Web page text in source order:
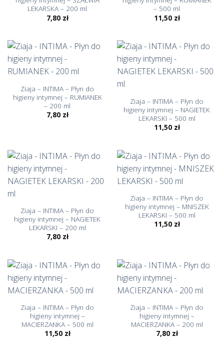
LEKARSKA – 200 ml
7,80 zł
– 500 ml
11,50 zł
Ziaja – INTIMA – Płyn do
higieny intymnej – RUMIANEK
– 200 ml
7,80 zł
Ziaja – INTIMA – Płyn do
higieny intymnej – NAGIETEK
LEKARSKI – 500 ml
11,50 zł
Ziaja – INTIMA – Płyn do
higieny intymnej – NAGIETEK
LEKARSKI – 200 ml
7,80 zł
Ziaja – INTIMA – Płyn do
higieny intymnej – MNISZEK
LEKARSKI – 500 ml
11,50 zł
Ziaja – INTIMA – Płyn do
higieny intymnej –
MACIERZANKA – 500 ml
11,50 zł
Ziaja – INTIMA – Płyn do
higieny intymnej –
MACIERZANKA – 200 ml
7,80 zł